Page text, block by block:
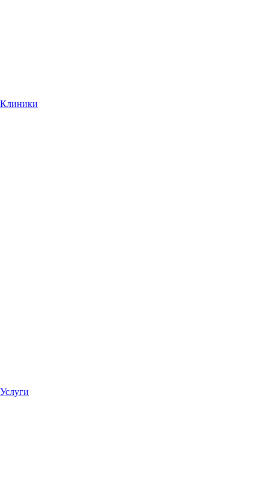
Клиники
Услуги